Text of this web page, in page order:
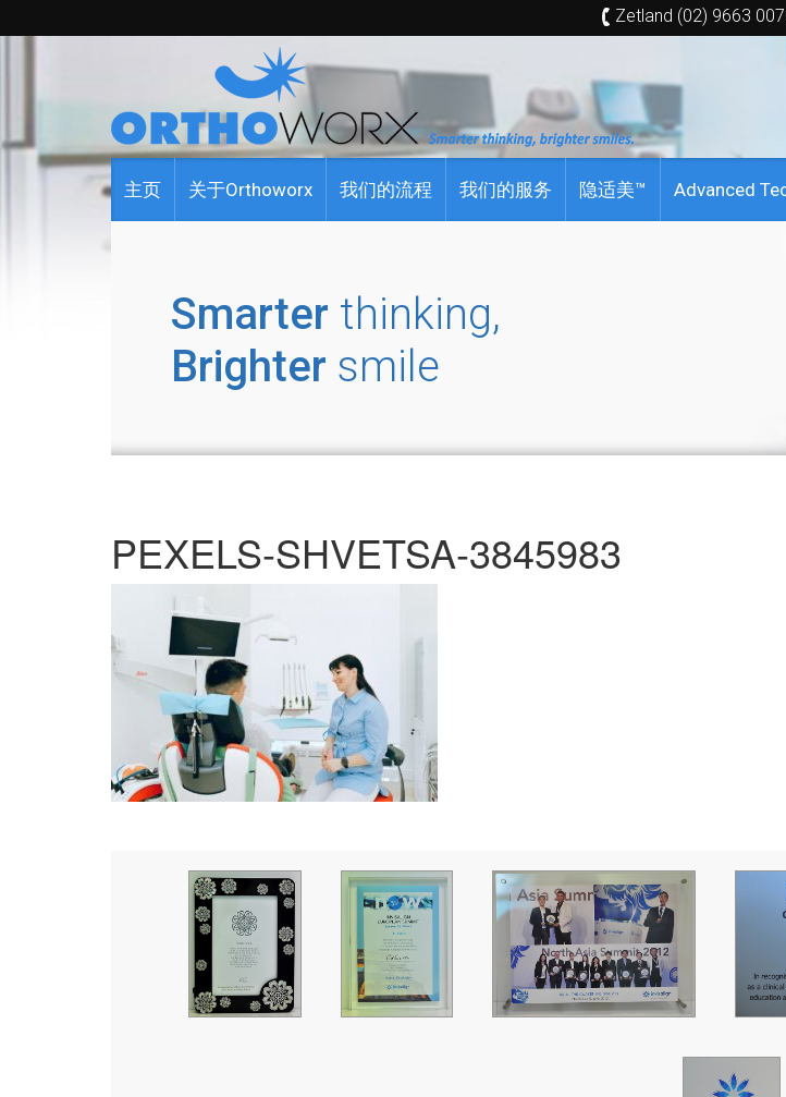
Zetland (02) 9663
主页 关于Orthoworx 我们的流程 我们的服务 隐适美™ Advanced
Smarter thinking,
Brighter smile
PEXELS-SHVETSA-3845983